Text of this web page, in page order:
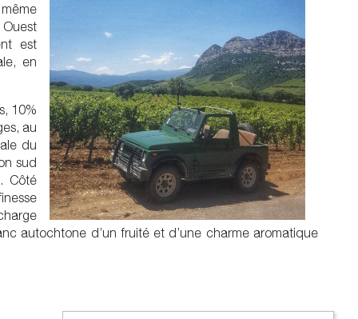
Ouest
est
en
10%
au
du
sud
Côté
autochtone d’un fruité et d’une charme aromatique